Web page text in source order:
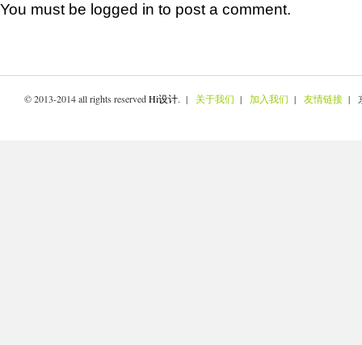
You must be logged in to post a comment.
© 2013-2014 all rights reservedHi设计. | 关于我们 | 加入我们 | 友情链接 |